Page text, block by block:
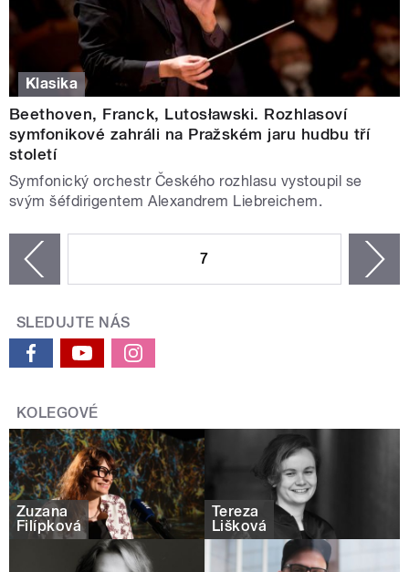
Klasika
Beethoven, Franck, Lutosławski. Rozhlasoví
symfonikové zahráli na Pražském jaru hudbu tří
století
Symfonický orchestr Českého rozhlasu vystoupil se
svým šéfdirigentem Alexandrem Liebreichem.
7
SLEDUJTE NÁS
KOLEGOVÉ
Zuzana
Filípková
Tereza
Lišková